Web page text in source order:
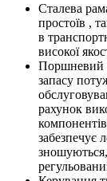
Сталева
простоїв ,
в
високої
Поршневий
запасу
рахунок
забезпечує
зношуються,